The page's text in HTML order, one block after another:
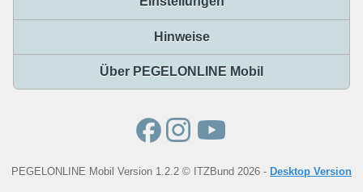
Hinweise
Über PEGELONLINE Mobil
PEGELONLINE Mobil Version 1.2.2 © ITZBund 2026 - Desktop Version